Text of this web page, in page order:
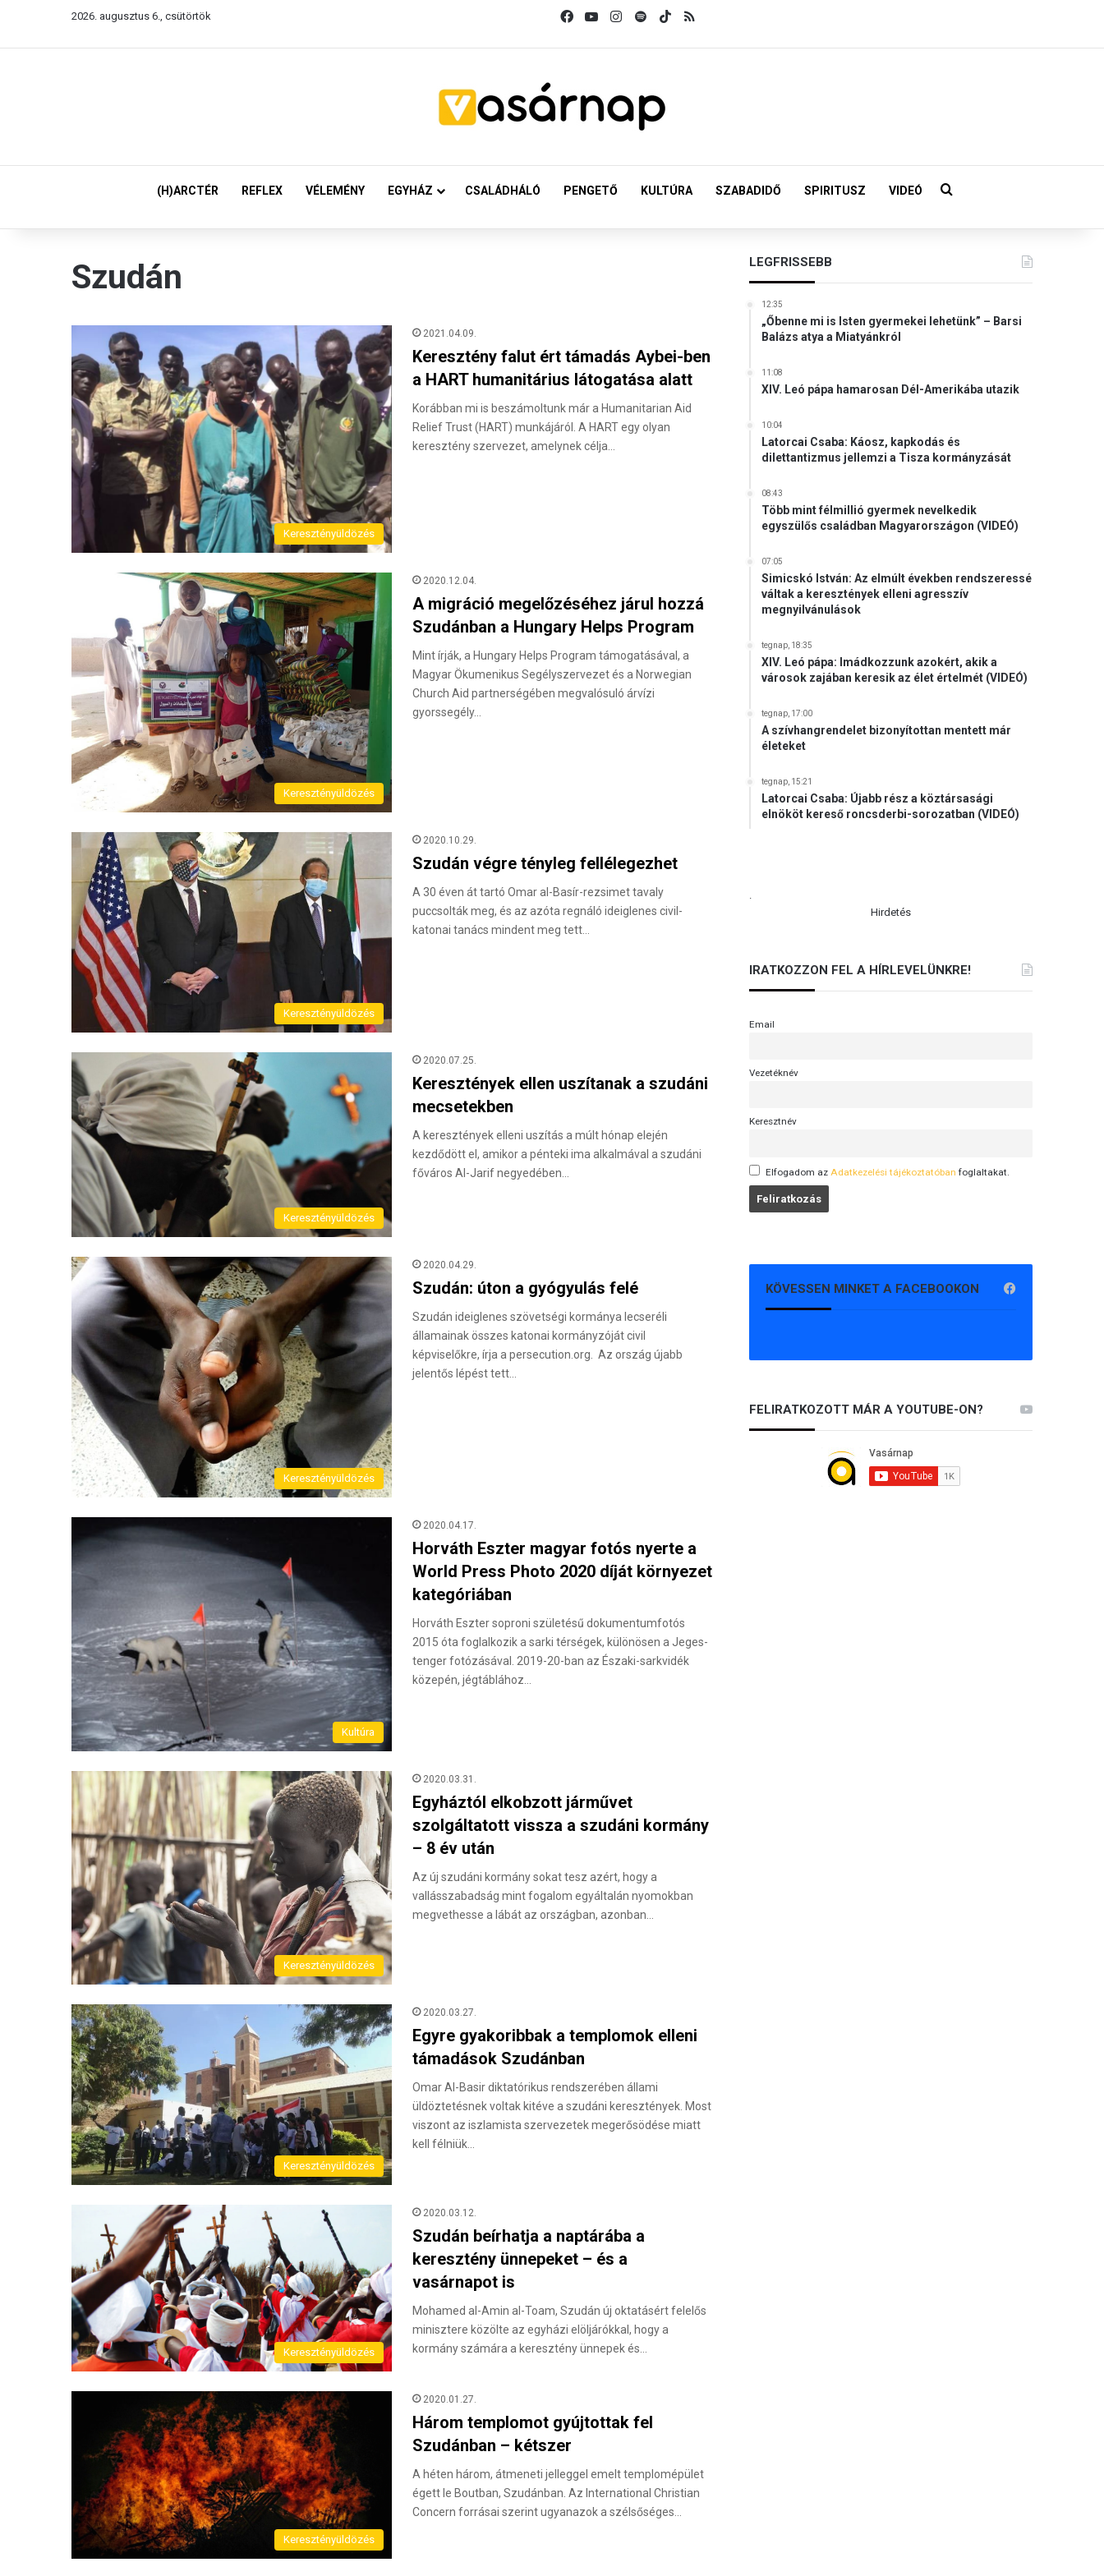
2026. augusztus 6., csütörtök FacebookYouTubeInstagram
SpotifyTikTok
(H)ARCTÉR REFLEX VÉLEMÉNY EGYHÁZ CSALÁDHÁLÓ PENGETŐ KULTÚRA SZABADIDŐ SPIRITUSZ VIDEÓ Keresés:
Szudán
Keresztényüldözés
2021.04.09.
Keresztény falut ért támadás Aybei-ben
a HART humanitárius látogatása alatt
Korábban mi is beszámoltunk már a Humanitarian Aid
Relief Trust (HART) munkájáról. A HART egy olyan
keresztény szervezet, amelynek célja…
Keresztényüldözés
2020.12.04.
A migráció megelőzéséhez járul hozzá
Szudánban a Hungary Helps Program
Mint írják, a Hungary Helps Program támogatásával, a
Magyar Ökumenikus Segélyszervezet és a Norwegian
Church Aid partnerségében megvalósuló árvízi
gyorssegély…
Keresztényüldözés
2020.10.29.
Szudán végre tényleg fellélegezhet
A 30 éven át tartó Omar al-Basír-rezsimet tavaly
puccsolták meg, és az azóta regnáló ideiglenes civil-
katonai tanács mindent meg tett…
Keresztényüldözés
2020.07.25.
Keresztények ellen uszítanak a szudáni
mecsetekben
A keresztények elleni uszítás a múlt hónap elején
kezdődött el, amikor a pénteki ima alkalmával a szudáni
főváros Al-Jarif negyedében…
Keresztényüldözés
2020.04.29.
Szudán: úton a gyógyulás felé
Szudán ideiglenes szövetségi kormánya lecseréli
államainak összes katonai kormányzóját civil
képviselőkre, írja a persecution.org. Az ország újabb
jelentős lépést tett…
Kultúra
2020.04.17.
Horváth Eszter magyar fotós nyerte a
World Press Photo 2020 díját környezet
kategóriában
Horváth Eszter soproni születésű dokumentumfotós
2015 óta foglalkozik a sarki térségek, különösen a Jeges-
tenger fotózásával. 2019-20-ban az Északi-sarkvidék
közepén, jégtáblához…
Keresztényüldözés
2020.03.31.
Egyháztól elkobzott járművet
szolgáltatott vissza a szudáni kormány
– 8 év után
Az új szudáni kormány sokat tesz azért, hogy a
vallásszabadság mint fogalom egyáltalán nyomokban
megvethesse a lábát az országban, azonban…
Keresztényüldözés
2020.03.27.
Egyre gyakoribbak a templomok elleni
támadások Szudánban
Omar Al-Basir diktatórikus rendszerében állami
üldöztetésnek voltak kitéve a szudáni keresztények. Most
viszont az iszlamista szervezetek megerősödése miatt
kell félniük…
Keresztényüldözés
2020.03.12.
Szudán beírhatja a naptárába a
keresztény ünnepeket – és a
vasárnapot is
Mohamed al-Amin al-Toam, Szudán új oktatásért felelős
minisztere közölte az egyházi elöljárókkal, hogy a
kormány számára a keresztény ünnepek és…
Keresztényüldözés
2020.01.27.
Három templomot gyújtottak fel
Szudánban – kétszer
A héten három, átmeneti jelleggel emelt templomépület
égett le Boutban, Szudánban. Az International Christian
Concern forrásai szerint ugyanazok a szélsőséges…
LEGFRISSEBB
12:35
„Őbenne mi is Isten gyermekei lehetünk” – Barsi
Balázs atya a Miatyánkról
11:08
XIV. Leó pápa hamarosan Dél-Amerikába utazik
10:04
Latorcai Csaba: Káosz, kapkodás és
dilettantizmus jellemzi a Tisza kormányzását
08:43
Több mint félmillió gyermek nevelkedik
egyszülős családban Magyarországon (VIDEÓ)
07:05
Simicskó István: Az elmúlt években rendszeressé
váltak a keresztények elleni agresszív
megnyilvánulások
tegnap, 18:35
XIV. Leó pápa: Imádkozzunk azokért, akik a
városok zajában keresik az élet értelmét (VIDEÓ)
tegnap, 17:00
A szívhangrendelet bizonyítottan mentett már
életeket
tegnap, 15:21
Latorcai Csaba: Újabb rész a köztársasági
elnököt kereső roncsderbi-sorozatban (VIDEÓ)
.
Hirdetés
IRATKOZZON FEL A HÍRLEVELÜNKRE!
Email
Vezetéknév
Keresztnév
Elfogadom az Adatkezelési tájékoztatóban foglaltakat.
KÖVESSEN MINKET A FACEBOOKON
FELIRATKOZOTT MÁR A YOUTUBE-ON?